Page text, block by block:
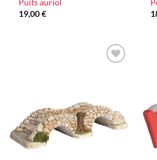
Puits auriol
19,00€